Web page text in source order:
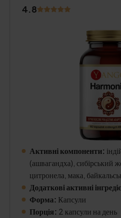
4.8
Активні компоненти:
(ашвагандха), сибірський
цитронела, мака,
Додаткові активні
Форма: Капсули
Порція: 2 капсули на день